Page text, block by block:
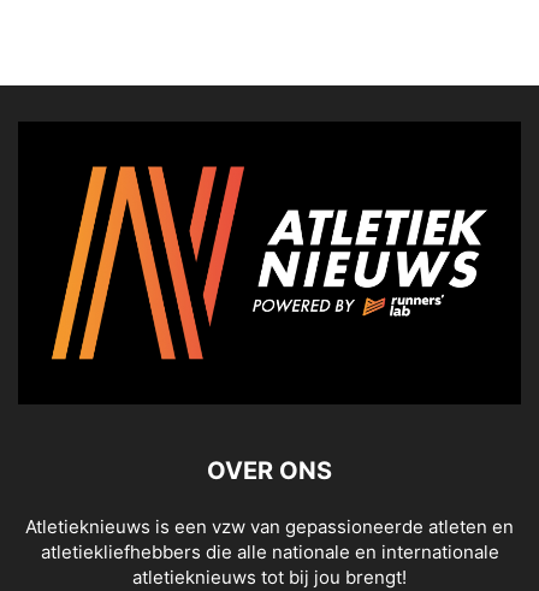
OVER ONS
Atletieknieuws is een vzw van gepassioneerde atleten en
atletiekliefhebbers die alle nationale en internationale
atletieknieuws tot bij jou brengt!